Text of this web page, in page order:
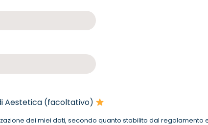
Aestetica (facoltativo)
dei miei dati, secondo quanto stabilito dal regolamento